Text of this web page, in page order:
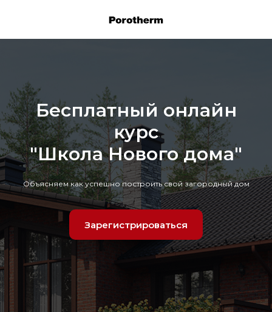
Бесплатный онлайн
курс
"Школа Нового дома"
Объясняем как успешно построить свой загородный дом
Зарегистрироваться